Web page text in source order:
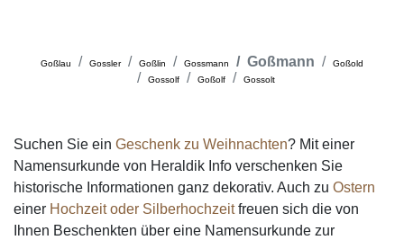
Goßlau Gossler Goßlin Gossmann Goßmann
Goßold
Gossolf
Goßolf Gossolt
Suchen Sie ein Geschenk zu Weihnachten? Mit einer
Namensurkunde von Heraldik Info verschenken Sie
historische Informationen ganz dekorativ. Auch zu Ostern
einer Hochzeit oder Silberhochzeitfreuen sich die von
Ihnen Beschenkten über eine Namensurkunde zur